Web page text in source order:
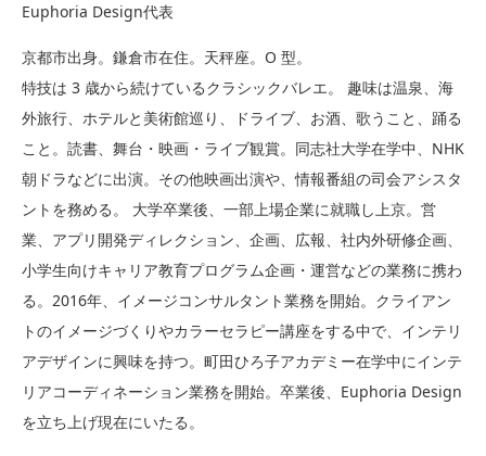
Euphoria Design代表
京都市出身。鎌倉市在住。天秤座。O 型。
特技は 3 歳から続けているクラシックバレエ。 趣味は温泉、海
外旅行、ホテルと美術館巡り、ドライブ、お酒、歌うこと、踊る
こと。読書、舞台・映画・ライブ観賞。同志社大学在学中、NHK
朝ドラなどに出演。その他映画出演や、情報番組の司会アシスタ
ントを務める。 大学卒業後、一部上場企業に就職し上京。営
業、アプリ開発ディレクション、企画、広報、社内外研修企画、
小学生向けキャリア教育プログラム企画・運営などの業務に携わ
る。2016年、イメージコンサルタント業務を開始。クライアン
トのイメージづくりやカラーセラピー講座をする中で、インテリ
アデザインに興味を持つ。町田ひろ子アカデミー在学中にインテ
リアコーディネーション業務を開始。卒業後、Euphoria Design
を立ち上げ現在にいたる。